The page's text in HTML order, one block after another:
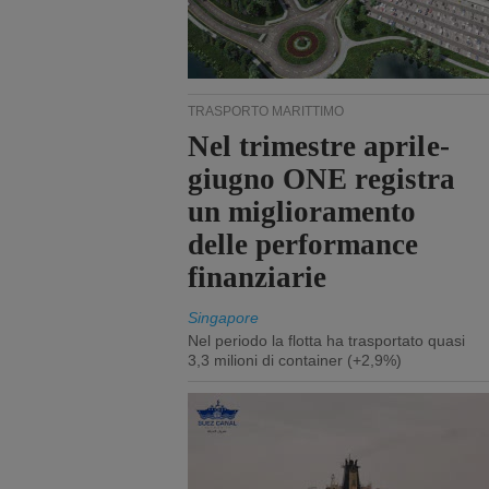
TRASPORTO MARITTIMO
Nel trimestre aprile-
giugno ONE registra
un miglioramento
delle performance
finanziarie
Singapore
Nel periodo la flotta ha trasportato quasi
3,3 milioni di container (+2,9%)